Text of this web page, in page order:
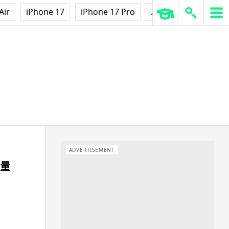
iPhone 17 iPhone 17 Pro AirPods Pro 3
ADVERTISEMENT